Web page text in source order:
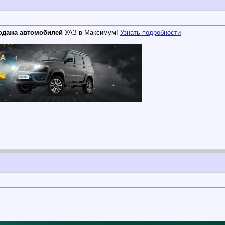
автомобилей УАЗ в Максимум! Узнать подробности